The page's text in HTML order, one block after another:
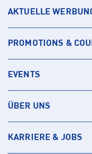
AKTUELLE
PROMOTIONS &
EVENTS
ÜBER UNS
KARRIERE & JOBS